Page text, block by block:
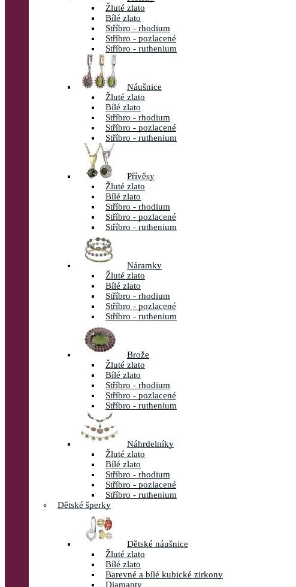
Žluté zlato
Bílé zlato
Stříbro - rhodium
Stříbro - pozlacené
Stříbro - ruthenium
Náušnice
Žluté zlato
Bílé zlato
Stříbro - rhodium
Stříbro - pozlacené
Stříbro - ruthenium
Přívěsy
Žluté zlato
Bílé zlato
Stříbro - rhodium
Stříbro - pozlacené
Stříbro - ruthenium
Náramky
Žluté zlato
Bílé zlato
Stříbro - rhodium
Stříbro - pozlacené
Stříbro - ruthenium
Brože
Žluté zlato
Bílé zlato
Stříbro - rhodium
Stříbro - pozlacené
Stříbro - ruthenium
Náhrdelníky
Žluté zlato
Bílé zlato
Stříbro - rhodium
Stříbro - pozlacené
Stříbro - ruthenium
Dětské šperky
Dětské náušnice
Žluté zlato
Bílé zlato
Barevné a bílé kubické zirkony
Diamanty